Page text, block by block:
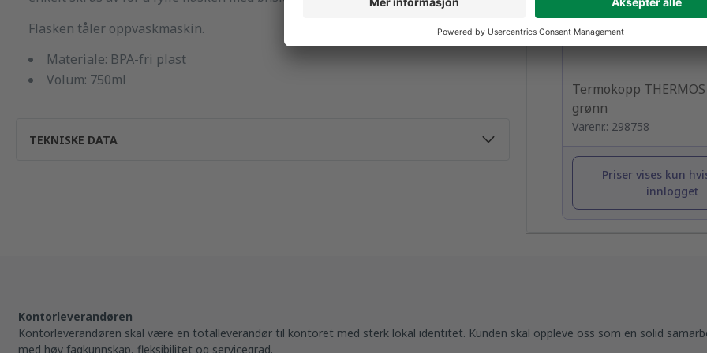
Flasken tåler oppvaskmaskin.
Materiale: BPA-fri plast
Volum: 750ml
TEKNISKE DATA
Termokopp
grønn
Varenr.: 298758
Priser vises kun
innlogget
Kontorleverandøren
Kontorleverandøren skal være en totalleverandør til kontoret med sterk lokal identitet. Kunden skal oppleve oss som en solid
med høy fagkunnskap, fleksibilitet og servicegrad.